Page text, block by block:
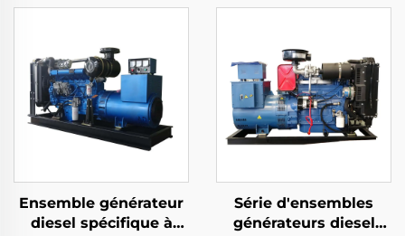
Puissance Nominale
Alternatif Mono-Phase
Moteur Structure
Interne en Vente
Ensemble générateur
diesel spécifique à
Série d'ensembles
générateurs diesel